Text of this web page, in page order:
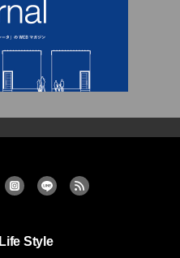
Life Style